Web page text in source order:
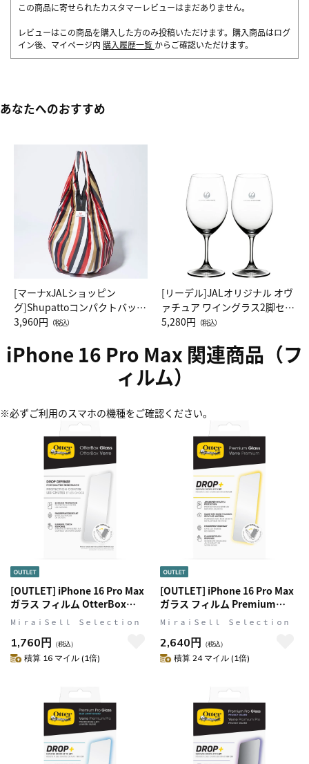
この商品に寄せられたカスタマーレビューはまだありません。
レビューはこの商品を購入した方のみ投稿いただけます。購入商品はログ
イン後、マイページ内 購入履歴一覧 からご確認いただけます。
あなたへのおすすめ
[マーナxJALショッピン
グ]Shupattoコンパクトバッグ
Drop JAL客室乗務員（LC）ス
3,960円 （税込）
[リーデル]JALオリジナル オヴ
ァチュア ワイングラス2脚セッ
ト（レッドワイン）
5,280円 （税込）
iPhone 16 Pro Max 関連商品（フ
ィルム）
※必ずご利用のスマホの機種をご確認ください。
[OUTLET] iPhone 16 Pro Max
ガラス フィルム OtterBox
Glass OtterBox オッターボッ
MⅰｒａｉＳｅｌｌ Ｓｅｌｅｃｔｉｏｎ
1,760円 （税込）
積算 16 マイル (1倍)
[OUTLET] iPhone 16 Pro Max
ガラス フィルム Premium
Glass OtterBox オッターボッ
MⅰｒａｉＳｅｌｌ Ｓｅｌｅｃｔｉｏｎ
2,640円 （税込）
積算 24 マイル (1倍)